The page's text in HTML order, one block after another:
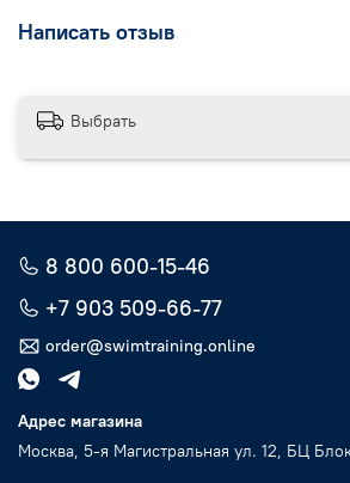
Написать отзыв
Выбрать
8 800 600-15-46
+7 903 509-66-77
order@swimtraining.online
Адрес магазина
Москва, 5-я Магистральная ул. 12, БЦ